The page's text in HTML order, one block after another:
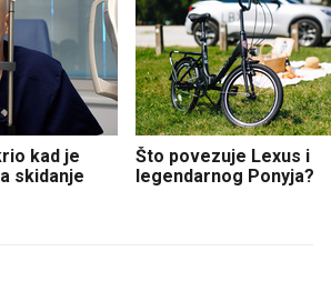
kad je
skidanje
Što povezuje Lexus i
legendarnog Ponyja?